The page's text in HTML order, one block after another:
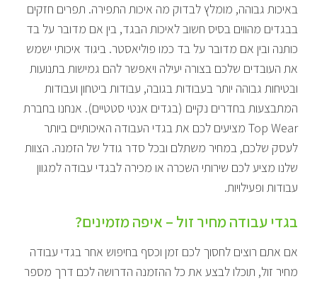
באיכות גבוהה, מומלץ לבדוק מה איכות התפירה. תפרים חזקים
בבגדים מהווים בסיס חשוב לאיכות הבגד, בין אם מדובר על בד
כותנה ובין אם מדובר על בד כמו פוליאסטר. ביגוד איכותי ישמש
את העובדים שלכם בצורה יעילה ויאפשר להם גמישות בתנועות
ובטיחות גבוהה יותר בעבודות בגובה, עבודות ביטחון ועבודות
המתבצעות בחדרים נקיים (בגדים אנטי סטטיים). אנחנו בחברת
Top Wear מציעים לכם את בגדי העבודה האיכותיים ביותר
לעסק שלכם, במחיר משתלם ובכל סדר גודל של הזמנה. הצוות
שלנו מציע לכם שירותי השכרה או מכירה לבגדי עבודה למגוון
עבודות ופעילויות.
בגדי עבודה מחיר זול – איפה מזמינים?
אם אתם רוצים לחסוך לכם זמן וכסף בחיפוש אחר בגדי עבודה
מחיר זול, תוכלו לבצע את כל ההזמנה הדרושה לכם דרך מספר